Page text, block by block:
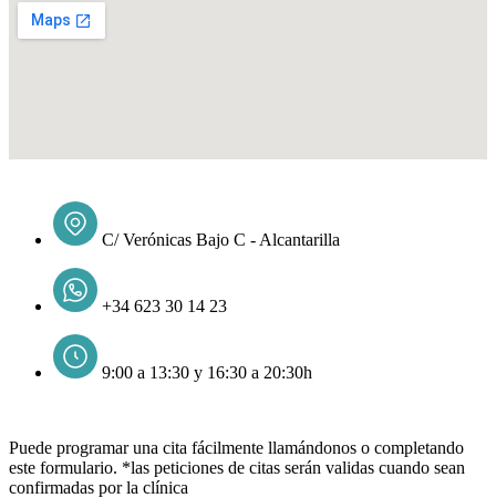
C/ Verónicas Bajo C - Alcantarilla
+34 623 30 14 23
9:00 a 13:30 y 16:30 a 20:30h
Puede programar una cita fácilmente llamándonos o completando
este formulario. *las peticiones de citas serán validas cuando sean
confirmadas por la clínica